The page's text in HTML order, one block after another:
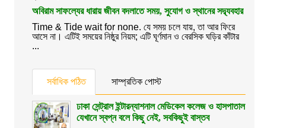
অবিরাম সাফল্যের ধারায় জীবন বদলাতে সময়, সুযোগ ও স্থানের সদ্ব্যবহার
Time & Tide wait for none. যে সময় চলে যায়, তা আর ফিরে
আসে না। এটিই সময়ের নিষ্ঠুর নিয়ম; এটি ঘূর্ণমান ও বেরসিক ঘড়ির কাঁটার
...
সর্বাধিক পঠিত সাম্প্রতিক পোস্ট
ঢাকা সেন্ট্রাল ইন্টারন্যাশনাল মেডিকেল কলেজ ও হাসপাতাল
যেখানে স্বপ্ন বলে কিছু নেই, সবকিছুই বাস্তব